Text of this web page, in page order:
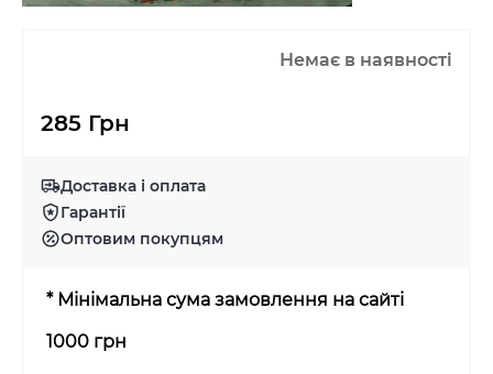
Немає в наявності
285 Грн
Доставка і оплата
Гарантії
Оптовим покупцям
* Мінімальна сума замовлення на сайті
1000 грн